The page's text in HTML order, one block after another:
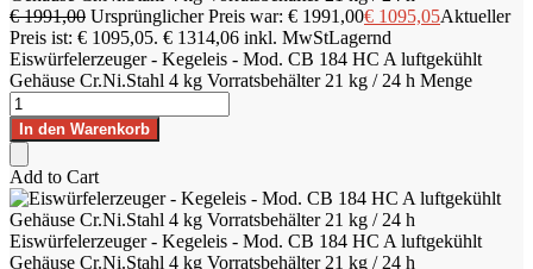
€1991,00 Ursprünglicher Preis war: € 1991,00€ 1095,05Aktueller
Preis ist: € 1095,05. € 1314,06 inkl. MwStLagernd
Eiswürfelerzeuger - Kegeleis - Mod. CB 184 HC A luftgekühlt
Gehäuse Cr.Ni.Stahl 4 kg Vorratsbehälter 21 kg / 24 h Menge
In den Warenkorb
Add to Cart
Eiswürfelerzeuger - Kegeleis - Mod. CB 184 HC A luftgekühlt
Gehäuse Cr.Ni.Stahl 4 kg Vorratsbehälter 21 kg / 24 h